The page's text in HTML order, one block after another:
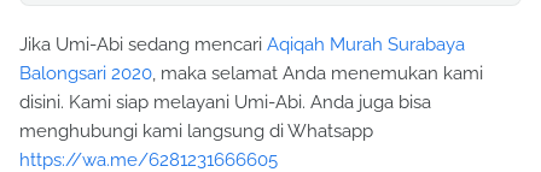
Jika Umi-Abi sedang mencari Aqiqah Murah Surabaya
Balongsari 2020, maka selamat Anda menemukan kami
disini. Kami siap melayani Umi-Abi. Anda juga bisa
menghubungi kami langsung di Whatsapp
https://wa.me/6281231666605